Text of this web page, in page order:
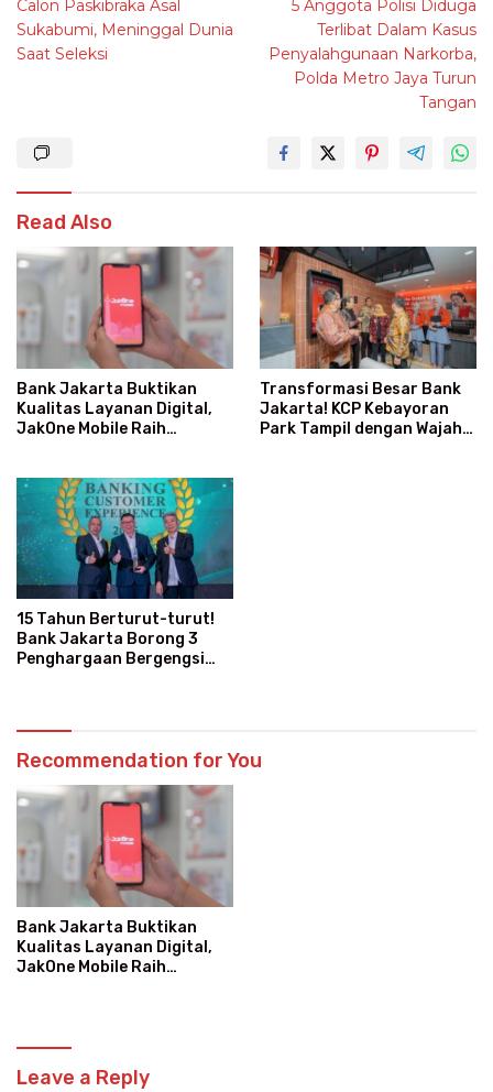
navigation
Calon Paskibraka Asal
Sukabumi, Meninggal Dunia
Saat Seleksi
5 Anggota Polisi Diduga
Terlibat Dalam Kasus
Penyalahgunaan Narkorba,
Polda Metro Jaya Turun
Tangan
Read Also
Bank Jakarta Buktikan
Kualitas Layanan Digital,
JakOne Mobile Raih
Transformasi Besar Bank
Jakarta! KCP Kebayoran
Park Tampil dengan Wajah
15 Tahun Berturut-turut!
Bank Jakarta Borong 3
Penghargaan Bergengsi
Recommendation for You
Bank Jakarta Buktikan
Kualitas Layanan Digital,
JakOne Mobile Raih
Leave a Reply